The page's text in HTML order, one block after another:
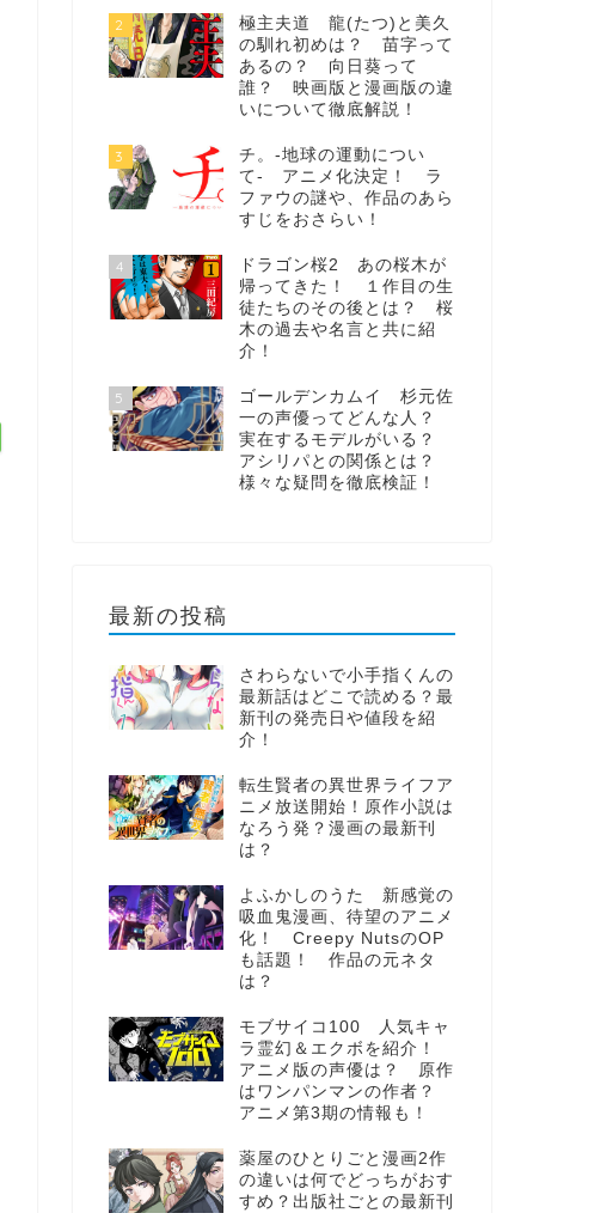
2
極主夫道 龍(たつ)と美久
の馴れ初めは？ 苗字って
あるの？ 向日葵って
誰？ 映画版と漫画版の違
いについて徹底解説！
3
チ。-地球の運動につい
て- アニメ化決定！ ラ
ファウの謎や、作品のあら
すじをおさらい！
4
ドラゴン桜2 あの桜木が
帰ってきた！ １作目の生
徒たちのその後とは？ 桜
木の過去や名言と共に紹
介！
5
ゴールデンカムイ 杉元佐
一の声優ってどんな人？
実在するモデルがいる？
アシリパとの関係とは？
様々な疑問を徹底検証！
最新の投稿
さわらないで小手指くんの
最新話はどこで読める？最
新刊の発売日や値段を紹
介！
転生賢者の異世界ライフア
ニメ放送開始！原作小説は
なろう発？漫画の最新刊
は？
よふかしのうた 新感覚の
吸血鬼漫画、待望のアニメ
化！ Creepy NutsのOP
も話題！ 作品の元ネタ
は？
モブサイコ100 人気キャ
ラ霊幻＆エクボを紹介！
アニメ版の声優は？ 原作
はワンパンマンの作者？
アニメ第3期の情報も！
薬屋のひとりごと漫画2作
の違いは何でどっちがおす
すめ？出版社ごとの最新刊